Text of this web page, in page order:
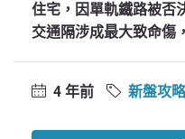
住宅，因單軌鐵路被否
交通隔涉成最大致命傷
4 年前 新盤攻略